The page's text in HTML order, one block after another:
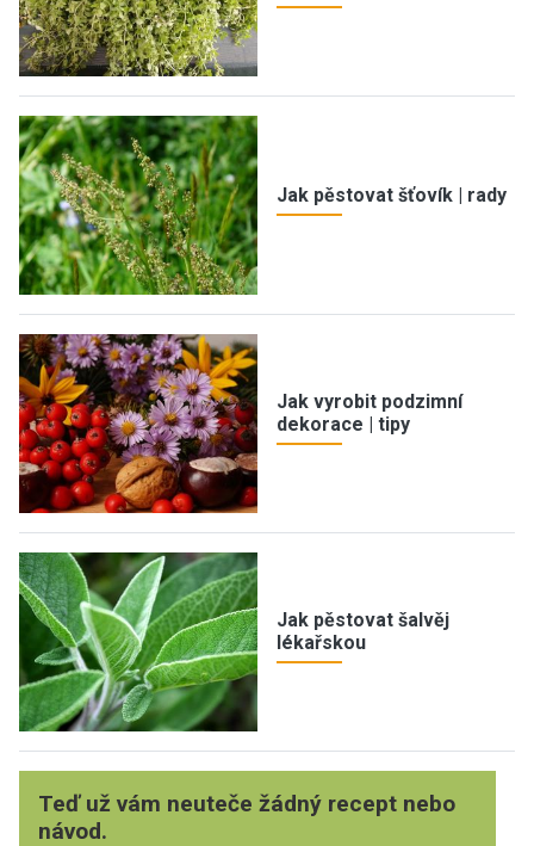
Jak pěstovat šťovík | rady
Jak vyrobit podzimní
dekorace | tipy
Jak pěstovat šalvěj
lékařskou
Teď už vám neuteče žádný recept nebo
návod.